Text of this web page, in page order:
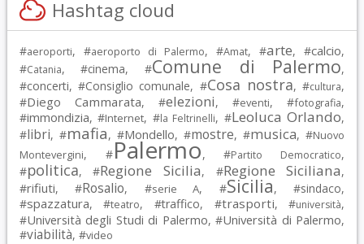
Hashtag cloud
#aeroporti, #aeroporto di Palermo, #Amat, #arte, #calcio,
#Catania, #cinema, #Comune di Palermo,
#concerti, #Consiglio comunale, #Cosa nostra, #cultura,
#Diego Cammarata, #elezioni, #eventi, #fotografia,
#immondizia, #Internet, #la Feltrinelli, #Leoluca Orlando,
#libri, #mafia, #Mondello, #mostre, #musica, #Nuovo
Montevergini, #Palermo, #Partito Democratico,
#politica, #Regione Sicilia, #Regione Siciliana,
#rifiuti, #Rosalio, #serie A, #Sicilia, #sindaco,
#spazzatura, #teatro, #traffico, #trasporti, #università,
#Università degli Studi di Palermo, #Università di Palermo,
#viabilità, #video